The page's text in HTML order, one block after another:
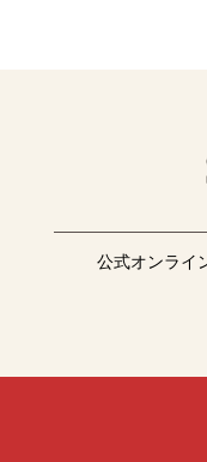
公式オンライ